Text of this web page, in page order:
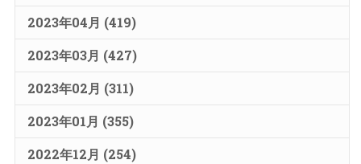
2023年04月 (419)
2023年03月 (427)
2023年02月 (311)
2023年01月 (355)
2022年12月 (254)